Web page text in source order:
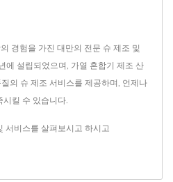
경험을 가진 대만의 전문 슈 제조 및
에 설립되었으며, 가열 혼합기 제조 산
의 슈 제조 서비스를 제공하며, 언제나
킬 수 있습니다.
서비스를 살펴보시고 하시고